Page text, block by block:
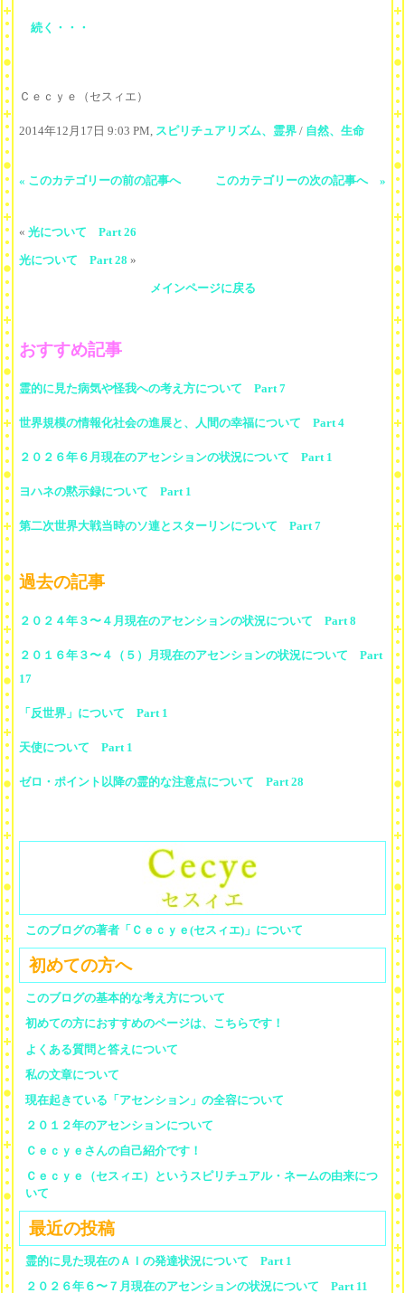
続く・・・
Ｃｅｃｙｅ（セスィエ）
2014年12月17日 9:03 PM, スピリチュアリズム、霊界 / 自然、生命
« このカテゴリーの前の記事へ このカテゴリーの次の記事へ »
« 光について Part 26
光について Part 28 »
メインページに戻る
おすすめ記事
霊的に見た病気や怪我への考え方について Part 7
世界規模の情報化社会の進展と、人間の幸福について Part 4
２０２６年６月現在のアセンションの状況について Part 1
ヨハネの黙示録について Part 1
第二次世界大戦当時のソ連とスターリンについて Part 7
過去の記事
２０２４年３〜４月現在のアセンションの状況について Part 8
２０１６年３〜４（５）月現在のアセンションの状況について Part
17
「反世界」について Part 1
天使について Part 1
ゼロ・ポイント以降の霊的な注意点について Part 28
このブログの著者「Ｃｅｃｙｅ(セスィエ)」について
初めての方へ
このブログの基本的な考え方について
初めての方におすすめのページは、こちらです！
よくある質問と答えについて
私の文章について
現在起きている「アセンション」の全容について
２０１２年のアセンションについて
Ｃｅｃｙｅさんの自己紹介です！
Ｃｅｃｙｅ（セスィエ）というスピリチュアル・ネームの由来につ
いて
最近の投稿
霊的に見た現在のＡＩの発達状況について Part 1
２０２６年６〜７月現在のアセンションの状況について Part 11